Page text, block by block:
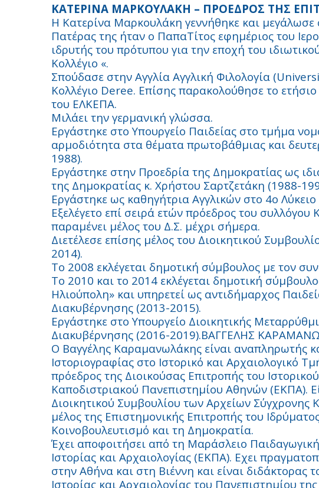
ΚΑΤΕΡΙΝΑ ΜΑΡΚΟΥΛΑΚΗ – ΠΡΟΕΔΡΟΣ ΤΗΣ
Η Κατερίνα Μαρκουλάκη γεννήθηκε και μεγάλωσε
Πατέρας της ήταν ο ΠαπαΤίτος εφημέριος του
ιδρυτής του πρότυπου για την εποχή του
Κολλέγιο «.
Σπούδασε στην Αγγλία Αγγλική Φιλολογία
Κολλέγιο Deree. Επίσης παρακολούθησε το
του ΕΛΚΕΠΑ.
Μιλάει την γερμανική γλώσσα.
Εργάστηκε στο Υπουργείο Παιδείας στο τμήμα
αρμοδιότητα στα θέματα πρωτοβάθμιας και
1988).
Εργάστηκε στην Προεδρία της Δημοκρατίας ως
της Δημοκρατίας κ. Χρήστου Σαρτζετάκη (1988-
Εργάστηκε ως καθηγήτρια Αγγλικών στο 4ο
Εξελέγετο επί σειρά ετών πρόεδρος του
παραμένει μέλος του Δ.Σ. μέχρι σήμερα.
Διετέλεσε επίσης μέλος του Διοικητικού
2014).
Το 2008 εκλέγεται δημοτική σύμβουλος με τον
Το 2010 και το 2014 εκλέγεται δημοτική
Ηλιούπολη» και υπηρετεί ως αντιδήμαρχος
Διακυβέρνησης (2013-2015).
Εργάστηκε στο Υπουργείο Διοικητικής
Διακυβέρνησης (2016-2019).ΒΑΓΓΕΛΗΣ
O Βαγγέλης Καραμανωλάκης είναι αναπληρωτής
Ιστοριογραφίας στο Ιστορικό και Αρχαιολογικό
πρόεδρος της Διοικούσας Επιτροπής του
Καποδιστριακού Πανεπιστημίου Αθηνών (ΕΚΠΑ).
Διοικητικού Συμβουλίου των Αρχείων Σύγχρονης
μέλος της Επιστημονικής Επιτροπής του
Κοινοβουλευτισμό και τη Δημοκρατία.
Έχει αποφοιτήσει από τη Μαράσλειο
Ιστορίας και Αρχαιολογίας (ΕΚΠΑ). Εχει
στην Αθήνα και στη Βιέννη και είναι διδάκτορας
Ιστορίας και Αρχαιολογίας του Πανεπιστημίου